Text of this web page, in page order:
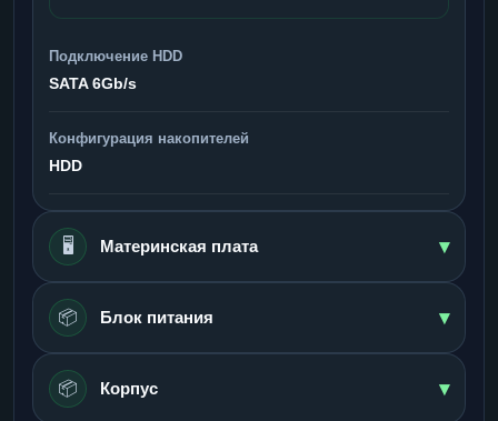
Подключение HDD
SATA 6Gb/s
Конфигурация накопителей
HDD
🖥️ Материнская плата ▾
📦 Блок питания ▾
📦 Корпус ▾